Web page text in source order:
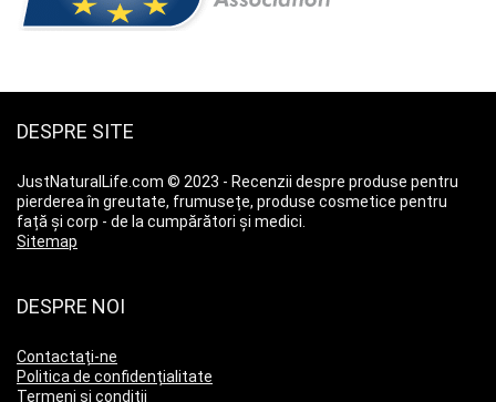
DESPRE SITE
JustNaturalLife.com © 2023 - Recenzii despre produse pentru
pierderea în greutate, frumusețe, produse cosmetice pentru
față și corp - de la cumpărători și medici.
Sitemap
DESPRE NOI
Contactați-ne
Politica de confidențialitate
Termeni și condiții